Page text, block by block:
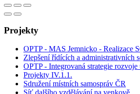
Projekty
OPTP - MAS Jemnicko - Realizace
Zlepšení řídících a administrativních
OPTP - Integrovaná strategie rozvoje
Projekty IV.1.1.
Sdružení místních samospráv ČR